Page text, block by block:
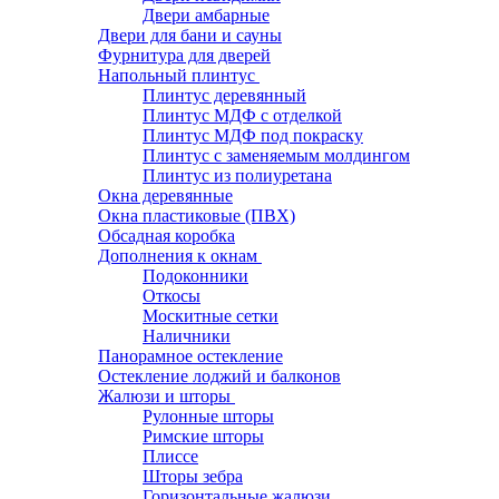
Двери амбарные
Двери для бани и сауны
Фурнитура для дверей
Напольный плинтус
Плинтус деревянный
Плинтус МДФ с отделкой
Плинтус МДФ под покраску
Плинтус с заменяемым молдингом
Плинтус из полиуретана
Окна деревянные
Окна пластиковые (ПВХ)
Обсадная коробка
Дополнения к окнам
Подоконники
Откосы
Москитные сетки
Наличники
Панорамное остекление
Остекление лоджий и балконов
Жалюзи и шторы
Рулонные шторы
Римские шторы
Плиссе
Шторы зебра